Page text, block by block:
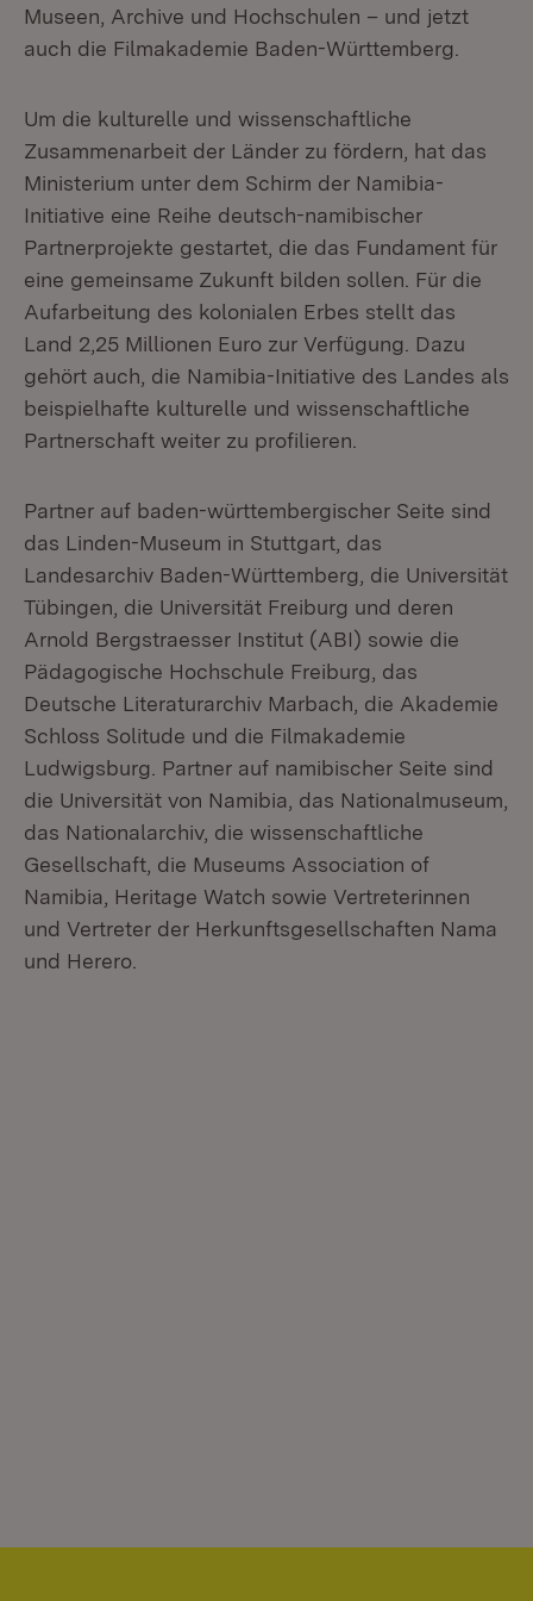
Museen, Archive und Hochschulen – und jetzt
auch die Filmakademie Baden-Württemberg.
Um die kulturelle und wissenschaftliche
Zusammenarbeit der Länder zu fördern, hat das
Ministerium unter dem Schirm der Namibia-
Initiative eine Reihe deutsch-namibischer
Partnerprojekte gestartet, die das Fundament für
eine gemeinsame Zukunft bilden sollen. Für die
Aufarbeitung des kolonialen Erbes stellt das
Land 2,25 Millionen Euro zur Verfügung. Dazu
gehört auch, die Namibia-Initiative des Landes als
beispielhafte kulturelle und wissenschaftliche
Partnerschaft weiter zu profilieren.
Partner auf baden-württembergischer Seite sind
das Linden-Museum in Stuttgart, das
Landesarchiv Baden-Württemberg, die Universität
Tübingen, die Universität Freiburg und deren
Arnold Bergstraesser Institut (ABI) sowie die
Pädagogische Hochschule Freiburg, das
Deutsche Literaturarchiv Marbach, die Akademie
Schloss Solitude und die Filmakademie
Ludwigsburg. Partner auf namibischer Seite sind
die Universität von Namibia, das Nationalmuseum,
das Nationalarchiv, die wissenschaftliche
Gesellschaft, die Museums Association of
Namibia, Heritage Watch sowie Vertreterinnen
und Vertreter der Herkunftsgesellschaften Nama
und Herero.